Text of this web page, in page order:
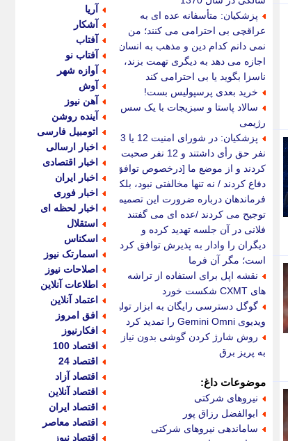
پزشکیان: متأسفانه عده ای به
عراقچی بی احترامی می کنند؛ من
نمی دانم کدام دین و مذهب به انسان
اجازه می دهد به دیگری تهمت بزند،
ناسزا بگوید یا بی احترامی کند
خرید بعدی پرسپولیس بست!
سالاد پاستا و سبزیجات با یک سس
رژیمی
پزشکیان: در شورای امنیت 12 یا 13
نفر حق رأی داشتند و 12 نفر صحبت
کردند و از موضع ما [درخصوص توافق]
دفاع کردند / نه تنها مخالفتی نبود، بلکه
فرماندهان درباره ضرورت این تصمیم
توجیح می کردند /عده ای می گفتند
فلانی در آن جلسه تهدید کرده و
دیگران را وادار به پذیرش توافق کرده
است؛ مگر آن فرما
نقشه اپل برای استفاده از تراشه
های CXMT شکست خورد
گوگل دسترسی رایگان به ابزار تولید
ویدیوی Gemini Omni را تمدید کرد
روش شارژ کردن گوشی بدون نیاز
به پریز برق
موضوعات داغ:
نیروهای شرکتی
ابوالفضل رزاق پور
ساماندهی نیروهای شرکتی
آریا
آشکار
آفتاب
آفتاب نو
آوازه شهر
آوش
آهن نیوز
آینده روشن
اتومبیل فارسی
اخبار ارسالی
اخبار اقتصادی
اخبار ایران
اخبار فوری
اخبار لحظه ای
استقلال
اسکناس
اسمارتک نیوز
اصلاحات نیوز
اطلاعات آنلاین
اعتماد آنلاین
افق امروز
افکارنیوز
اقتصاد 100
اقتصاد 24
اقتصاد آزاد
اقتصاد آنلاین
اقتصاد ایران
اقتصاد معاصر
اقتصاد نیوز